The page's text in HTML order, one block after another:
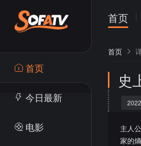
首页
今日最新
电影
首页
首页
史
2022
主人
家的